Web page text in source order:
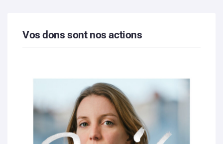
Vos dons sont nos actions